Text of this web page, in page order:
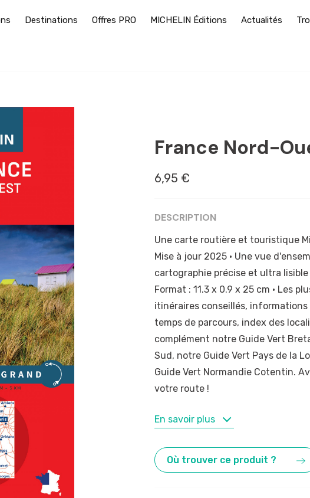
Destinations Offres PRO MICHELIN Éditions Actualités
France Nord-
6,95 €
DESCRIPTION
Une carte routière et touristique
Mise à jour 2025 • Une vue
cartographie précise et ultra lisible
Format : 11.3 x 0.9 x 25 cm • Les
itinéraires conseillés,
temps de parcours, index des
complément notre Guide Vert
Sud, notre Guide Vert Pays de la
Guide Vert Normandie Cotentin.
votre route !
MOTS-CLÉS
En savoir plus
Où trouver ce produit ?